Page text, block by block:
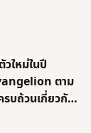
วใหม่ในปี
ตาม
บถ้วนเกี่ยวกับ